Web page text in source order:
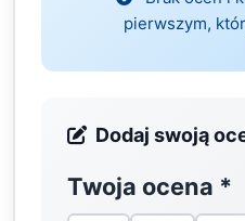
pierwszym,
Dodaj swoją
Twoja ocena *